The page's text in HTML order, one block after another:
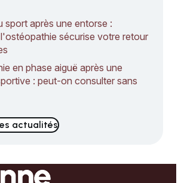
sport après une entorse :
sécurise votre retour
en phase aiguë après une
: peut-on consulter sans
actualités